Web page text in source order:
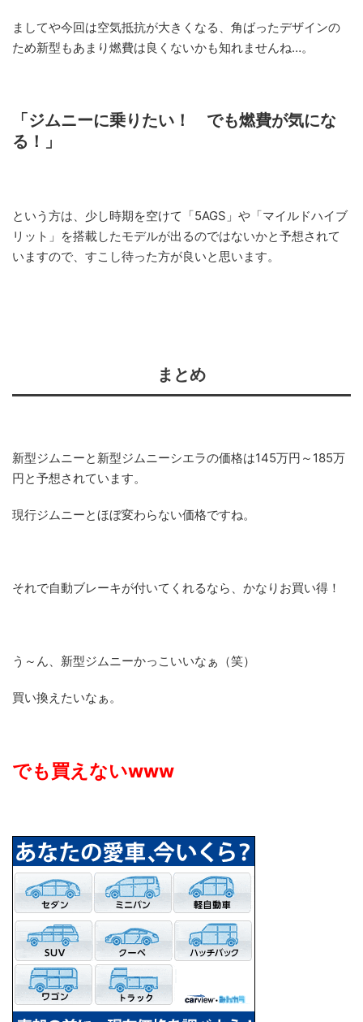
ましてや今回は空気抵抗が大きくなる、角ばったデザインの
ため新型もあまり燃費は良くないかも知れませんね…。
「ジムニーに乗りたい！ でも燃費が気にな
る！」
という方は、少し時期を空けて「5AGS」や「マイルドハイブ
リット」を搭載したモデルが出るのではないかと予想されて
いますので、すこし待った方が良いと思います。
まとめ
新型ジムニーと新型ジムニーシエラの価格は145万円～185万
円と予想されています。
現行ジムニーとほぼ変わらない価格ですね。
それで自動ブレーキが付いてくれるなら、かなりお買い得！
う～ん、新型ジムニーかっこいいなぁ（笑）
買い換えたいなぁ。
でも買えないwww